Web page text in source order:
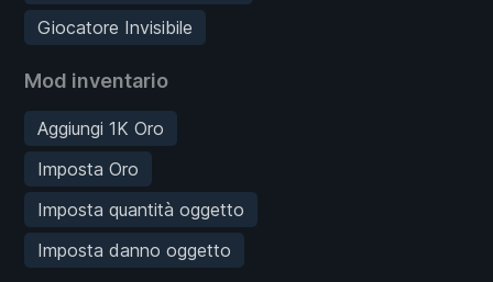
Giocatore Invisibile
Mod inventario
Aggiungi 1K Oro
Imposta Oro
Imposta quantità oggetto
Imposta danno oggetto